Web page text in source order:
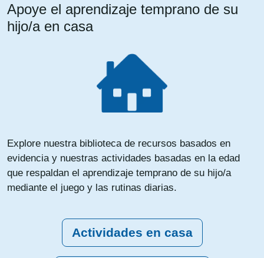
Apoye el aprendizaje temprano de su
hijo/a en casa
Explore nuestra biblioteca de recursos basados ​​en
evidencia y nuestras actividades basadas en la edad
que respaldan el aprendizaje temprano de su hijo/a
mediante el juego y las rutinas diarias.
Actividades en casa